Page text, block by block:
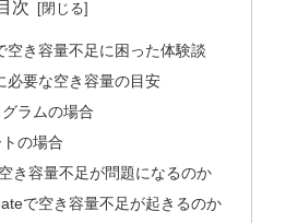
次
空き容量不足に困った体験談
必要な空き容量の目安
ラムの場合
の場合
き容量不足が問題になるのか
で空き容量不足が起きるのか